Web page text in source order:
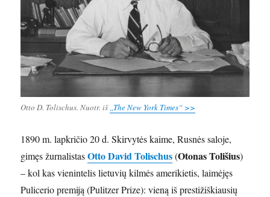
Otto D. Tolischus. Nuotr. iš„The New York Times“ >>
1890 m. lapkričio 20 d. Skirvytės kaime, Rusnės saloje,
gimęs žurnalistasOtto David Tolischus (Otonas Tolišius)
– kol kas vienintelis lietuvių kilmės amerikietis, laimėjęs
Pulicerio premiją (Pulitzer Prize): vieną iš prestižiškiausių